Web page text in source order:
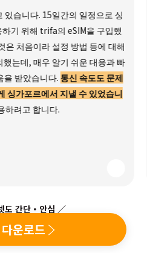
습니다. 15일간의 일정으로 싱
기 위해 trifa의 eSIM을 구입했
은 처음이라 설정 방법 등에 대해
는데, 매우 알기 쉬운 대응과 빠
을 받았습니다. 통신 속도도 문제
싱가포르에서 지낼 수 있었습니
하려고 합니다.
도 간단・안심 ／
운로드